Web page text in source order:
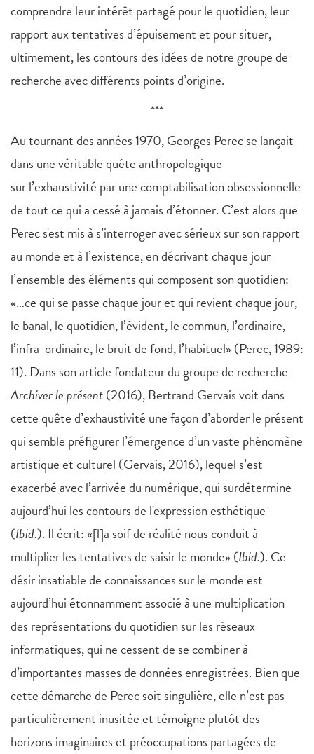
comprendre leur intérêt partagé pour le quotidien, leur
rapport aux tentatives d’épuisement et pour situer,
ultimement, les contours des idées de notre groupe de
recherche avec différents points d’origine.
***
Au tournant des années 1970, Georges Perec se lançait
dans une véritable quête anthropologique
sur l’exhaustivité par une comptabilisation obsessionnelle
de tout ce qui a cessé à jamais d’étonner. C’est alors que
Perec s'est mis à s’interroger avec sérieux sur son rapport
au monde et à l’existence, en décrivant chaque jour
l’ensemble des éléments qui composent son quotidien:
«…ce qui se passe chaque jour et qui revient chaque jour,
le banal, le quotidien, l’évident, le commun, l’ordinaire,
l’infra-ordinaire, le bruit de fond, l’habituel» (Perec, 1989:
11). Dans son article fondateur du groupe de recherche
Archiver le présent(2016), Bertrand Gervais voit dans
cette quête d’exhaustivité une façon d’aborder le présent
qui semble préfigurer l’émergence d’un vaste phénomène
artistique et culturel (Gervais, 2016), lequel s’est
exacerbé avec l’arrivée du numérique, qui surdétermine
aujourd’hui les contours de l'expression esthétique
(Ibid.). Il écrit: «[l]a soif de réalité nous conduit à
multiplier les tentatives de saisir le monde» (Ibid.). Ce
désir insatiable de connaissances sur le monde est
aujourd’hui étonnamment associé à une multiplication
des représentations du quotidien sur les réseaux
informatiques, qui ne cessent de se combiner à
d’importantes masses de données enregistrées. Bien que
cette démarche de Perec soit singulière, elle n’est pas
particulièrement inusitée et témoigne plutôt des
horizons imaginaires et préoccupations partagées de